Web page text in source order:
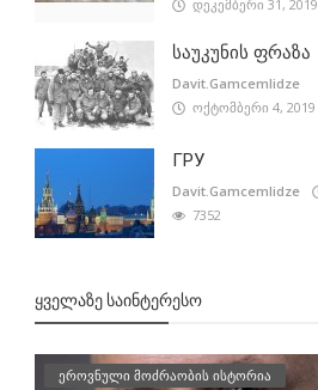
დეკემბერი 31, 2019
საუკუნის ფრაზა
Davit.Gamcemlidze
ოქტომბერი 4, 2019
ГРУ
Davit.Gamcemlidze
7352
ᲧᲕᲔᲚᲐᲖᲔ ᲡᲐᲘᲜᲢᲔᲠᲔᲡᲝ
ეროვნული მოძრაობის ისტორია